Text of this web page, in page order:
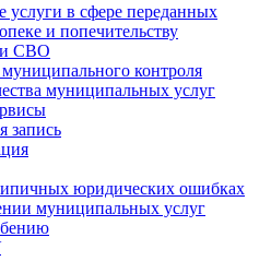
услуги в сфере переданных
и попечительству
СВО
контроля
муниципальных услуг
запись
юридических ошибках
муниципальных услуг